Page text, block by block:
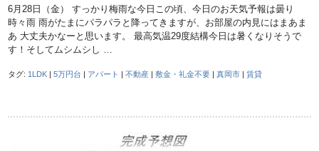
6月28日（金） すっかり梅雨な今日この頃、今日のお天気予報は曇り
時々雨 雨がたまにパラパラと降ってきますが、お部屋の内見にはまあま
あ 大丈夫かなーと思います。 最高気温29度結構今日は暑くなりそうで
す！そしてムシムシし …
タグ: 1LDK |5万円台 | アパート |不動産 |敷金・礼金不要 |真岡市 |賃貸